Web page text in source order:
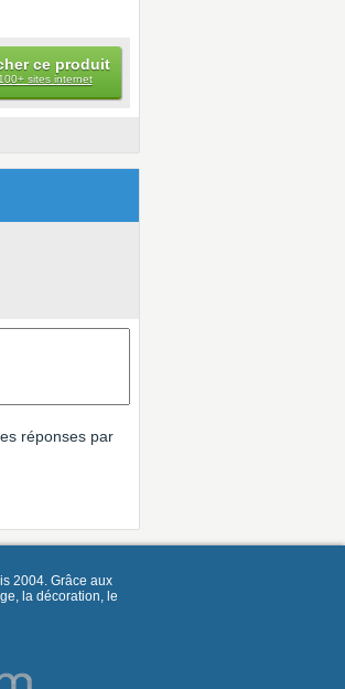
ce produit
100+ sites internet
réponses par
2004. Grâce aux
la décoration, le